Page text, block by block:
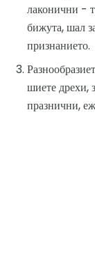
лаконични -
бижута, шал
признанието.
шиете дрехи,
празнични,